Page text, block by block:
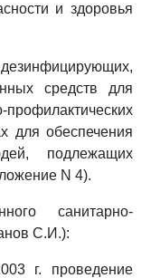
и здоровья
средств для
для обеспечения
подлежащих
N 4).
санитарно-
С.И.):
г. проведение